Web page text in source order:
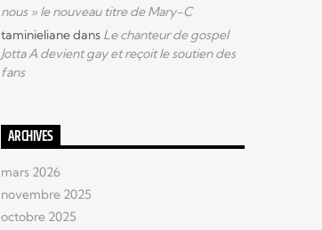
nous » le nouveau titre de Mary-C
taminielianedans Le chanteur de gospel
Jotta A devient gay et reçoit le soutien des
fans
ARCHIVES
mars 2026
novembre 2025
octobre 2025